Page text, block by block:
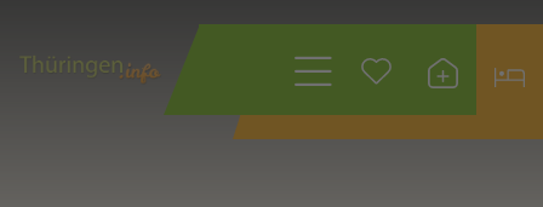
Wonach suchen